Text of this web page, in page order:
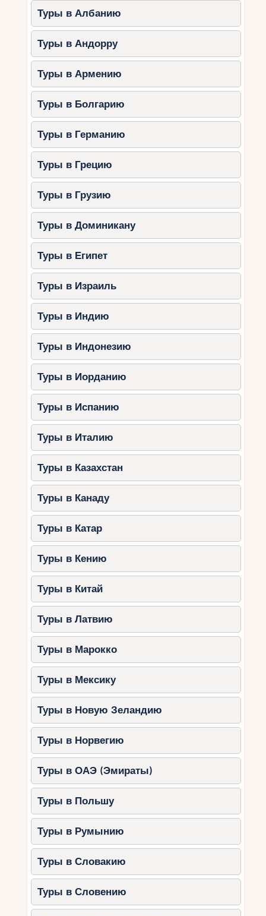
Туры в Албанию
Туры в Андорру
Туры в Армению
Туры в Болгарию
Туры в Германию
Туры в Грецию
Туры в Грузию
Туры в Доминикану
Туры в Египет
Туры в Израиль
Туры в Индию
Туры в Индонезию
Туры в Иорданию
Туры в Испанию
Туры в Италию
Туры в Казахстан
Туры в Канаду
Туры в Катар
Туры в Кению
Туры в Китай
Туры в Латвию
Туры в Марокко
Туры в Мексику
Туры в Новую Зеландию
Туры в Норвегию
Туры в ОАЭ (Эмираты)
Туры в Польшу
Туры в Румынию
Туры в Словакию
Туры в Словению